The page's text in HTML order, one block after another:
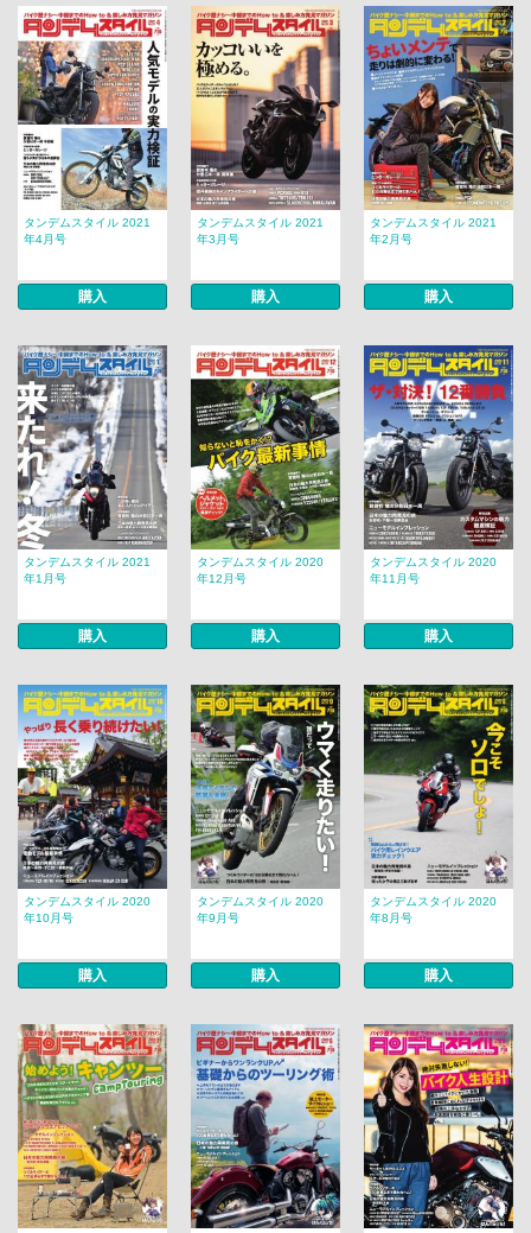
タンデムスタイル 2021
年4月号
購入
タンデムスタイル 2021
年3月号
購入
タンデムスタイル 2021
年2月号
購入
タンデムスタイル 2021
年1月号
購入
タンデムスタイル 2020
年12月号
購入
タンデムスタイル 2020
年11月号
購入
タンデムスタイル 2020
年10月号
購入
タンデムスタイル 2020
年9月号
購入
タンデムスタイル 2020
年8月号
購入